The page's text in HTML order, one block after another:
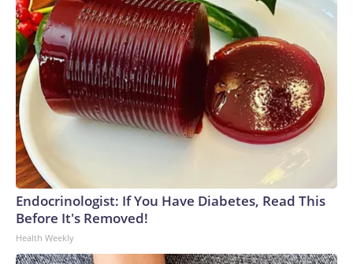
Vasquez, de 47. El propietario y capitán de la embarcación
se declaró posteriormente culpable de un cargo federal por
mala conducta y negligencia como oficial de barco con
resultado de muerte. Los fiscales indicaron que realizaba
excursiones de pago sin contar con las credenciales
requeridas por la Guardia Costera.The-CNN-Wire™ & ©
2026 Cable News Network, Inc., a Warner Bros. Discovery
Company. All rights reserved.
Endocrinologist: If You Have Diabetes, Read This
Before It's Removed!
Health Weekly